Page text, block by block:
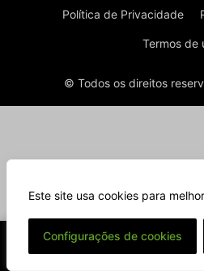
Este site usa cookies para
Configurações de cookies
Política de Privacidade
Termos de
© Todos os direitos